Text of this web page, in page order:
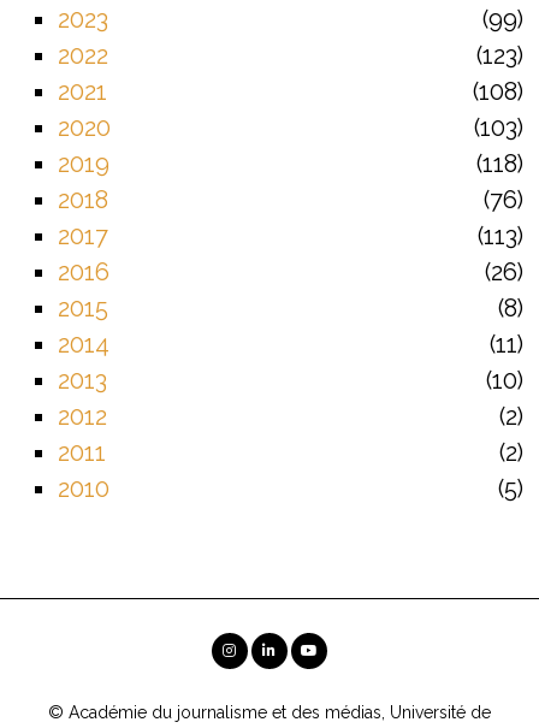
2023
99
2022
123
2021
108
2020
103
2019
118
2018
76
2017
113
2016
26
2015
8
2014
11
2013
10
2012
2
2011
2
2010
5
© Académie du journalisme et des médias, Université de